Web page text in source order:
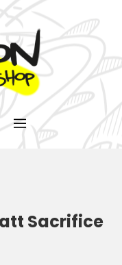
Sacrifice